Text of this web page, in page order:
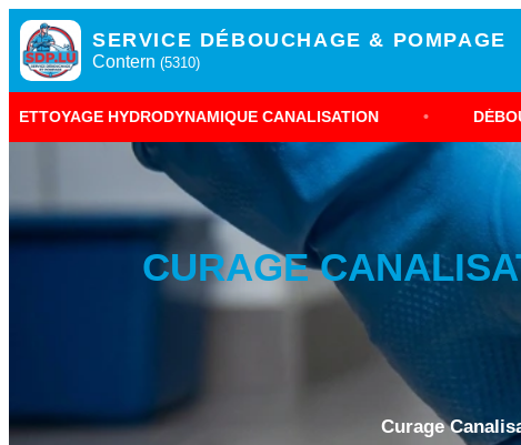
SERVICE DÉBOUCHAGE & POMPAGE
Contern (5310)
CANALISATION • DÉBOUCHAGE
CURAGE
Curage